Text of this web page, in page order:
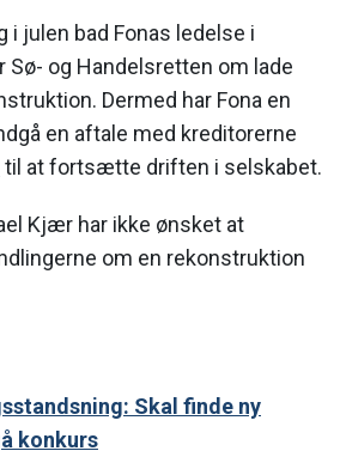
i julen bad Fonas ledelse i
Sø- og Handelsretten om lade
Dermed har Fona en
en aftale med kreditorerne
til at fortsætte driften i selskabet.
Kjær har ikke ønsket at
om en rekonstruktion
Skal finde ny
konkurs